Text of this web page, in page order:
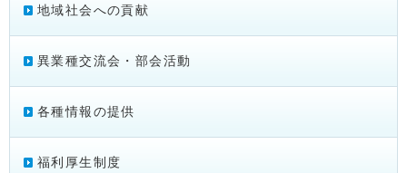
地域社会への貢献
異業種交流会・部会活動
各種情報の提供
福利厚生制度